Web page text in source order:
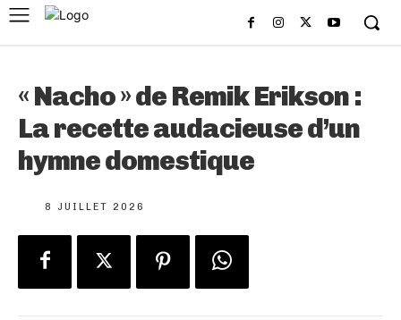
« Nacho » de Remik Erikson :
La recette audacieuse d’un
hymne domestique
8 JUILLET 2026